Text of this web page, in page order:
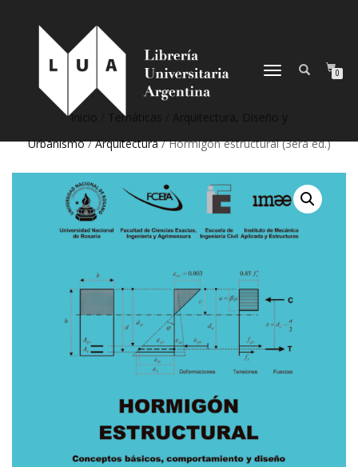
NAVEGACIÓN
0
Inicio Temáticas
Urbanismo/Arquitectura/ Hormigón estructural (3era ed.)